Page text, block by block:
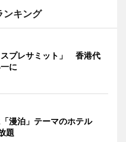
ンキング
プレサミット」 香港代
に
漫泊」テーマのホテル
題